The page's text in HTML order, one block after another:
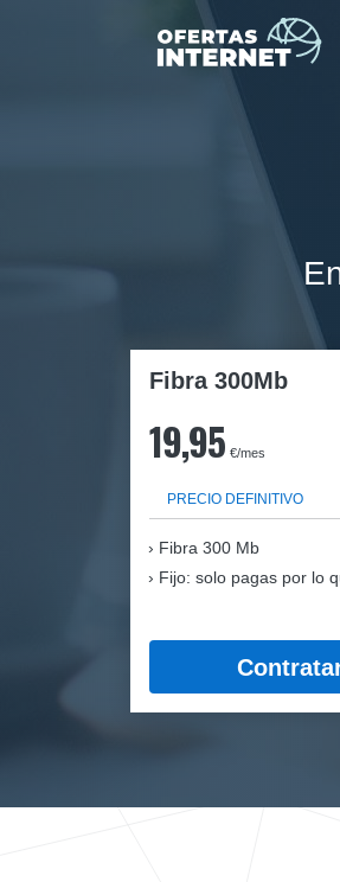
Fibra 300Mb
19,95 €/mes
PRECIO DEFINITIVO
Fibra 300 Mb
Fijo: solo pagas por lo